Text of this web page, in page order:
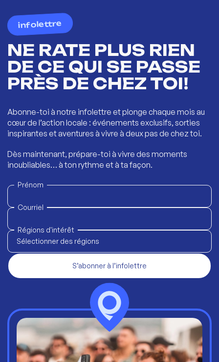
infolettre
NE RATE PLUS RIEN
DE CE QUI SE PASSE
PRÈS DE CHEZ TOI!
Abonne-toi à notre infolettre et plonge chaque mois au
cœur de l’action locale : événements exclusifs, sorties
inspirantes et aventures à vivre à deux pas de chez toi.
Dès maintenant, prépare-toi à vivre des moments
inoubliables… à ton rythme et à ta façon.
Prénom
Courriel
Régions d'intérêt
Sélectionner des régions
S’abonner à l’infolettre